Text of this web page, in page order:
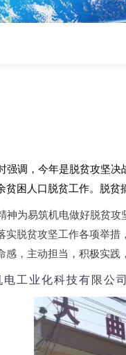
调，今年是脱贫攻坚
困人口脱贫工作。 脱贫
为易筑机电做好脱贫
实脱贫攻坚工作各项举
感，主动担当，积极实
工业化科技有限公